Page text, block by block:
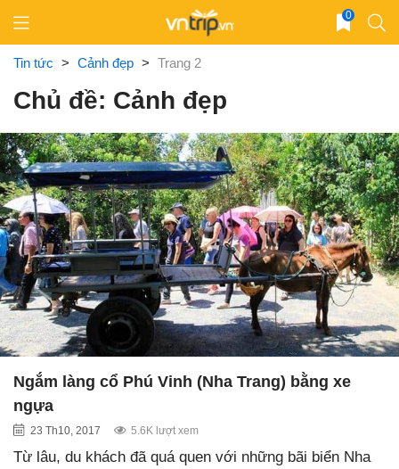
content
0
Tin tức > Cảnh đẹp > Trang 2
Chủ đề: Cảnh đẹp
Ngắm làng cổ Phú Vinh (Nha Trang) bằng xe
ngựa
23 Th10, 2017 5.6K lượt xem
Từ lâu, du khách đã quá quen với những bãi biển Nha